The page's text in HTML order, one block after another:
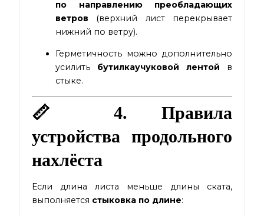
по направлению преобладающих
ветров (верхний лист перекрывает
нижний по ветру).
Герметичность можно дополнительно
усилить бутилкаучуковой лентой в
стыке.
📏 4. Правила
устройства продольного
нахлёста
Если длина листа меньше длины ската,
выполняется стыковка по длине: